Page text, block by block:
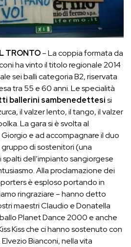
TRONTO– La coppia formata da
ha vinto il titolo regionale 2014
sei balli categoria B2, riservata
tra 55 e 60 anni. Le specialità
ballerini sambenedettesisi
il valzer lento, il tango, il valzer
La gara si è svolta al
Giorgio e ad accompagnare il duo
gruppo di sostenitori (una
dell’impianto sangiorgese
Alla proclamazione dei
è esploso portando in
ringraziare – hanno detto
maestri Claudio e Donatella
Planet Dance 2000 e anche
Kiss che ci hanno sostenuto con
Bianconi, nella vita